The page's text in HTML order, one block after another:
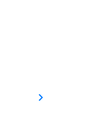
navigate_next